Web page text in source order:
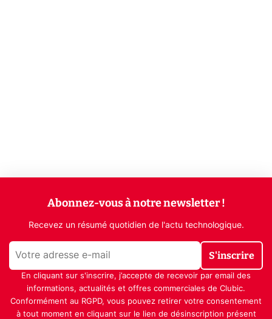
Abonnez-vous à notre newsletter !
Recevez un résumé quotidien de l'actu technologique.
S'inscrire
En cliquant sur s'inscrire, j’accepte de recevoir par email des
informations, actualités et offres commerciales de Clubic.
Conformément au RGPD, vous pouvez retirer votre consentement
à tout moment en cliquant sur le lien de désinscription présent